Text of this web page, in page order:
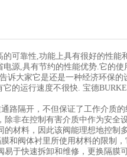
可靠性,功能上具有很好的性
源,具有节约的性能优势.它的
大家它是还是一种经济环保的
的运行速度不很快. 宝德
路隔开，不但保证了工作介质
非在控制有害介质中作为安全
材料，因此该阀能理想地控制
和阀体衬里所使用材料的限制
于快速拆卸和维修，更换隔膜